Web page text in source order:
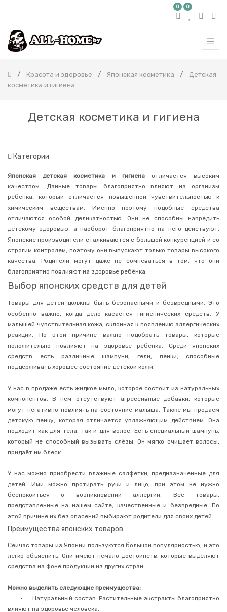
0 0
Красота и здоровье Японская косметика
Детская
косметика и гигиена
Детская косметика и гигиена
Категории
ТОВАРОВ
Бытовая
химия
здоровье
Японская
косметика
Ватные
и
палочки
Средства
для
снятия
макияжа
Средства
умывания
и
лица
Кремы
для
лица
для
лица
Патчи
для
Матирующие
салфетки
Шампуни
Кондиционеры
для
волос
Маски
волос
Сыворотки,
спреи
волос
Зубные
пасты
Зубные
щетки
Зубные
Ополаскиватели
Японская детская косметика и гигиенаотличается высоким
качеством. Данные товары благоприятно влияют на организм
ребёнка, который отличается повышенной чувствительностью к
химическим веществам. Именно поэтому подобные средства
отличаются особой деликатностью. Они не способны навредить
детскому здоровью, а наоборот благоприятно на него действуют.
Японские производители сталкиваются с большой конкуренцией и со
строгим контролем, поэтому они выпускают только товары высокого
качества. Родители могут даже не сомневаться в том, что они
благоприятно повлияют на здоровье ребёнка.
Выбор японских средств для детей
Товары для детей должны быть безопасными и безвредными. Это
особенно важно, когда дело касается гигиенических средств. У
малышей чувствительная кожа, склонная к появлению аллергических
реакций. По этой причине важно подобрать товары, которые
положительно повлияют на здоровье ребёнка. Среди японских
средств есть различные шампуни, гели, пенки, способные
поддерживать хорошее состояние детской кожи.
У нас в продаже есть жидкое мыло, которое состоит из натуральных
компонентов. В нём отсутствуют агрессивные добавки, которые
могут негативно повлиять на состояние малыша. Также мы продаем
детскую пенку, которая отличается увлажняющим действием. Она
подходит как для тела, так и для волос. Есть специальный шампунь,
который не способный вызывать слёзы. Он мягко очищает волосы,
придаёт им блеск.
У нас можно приобрести влажные салфетки, предназначенные для
детей. Ими можно протирать руки и лицо, при этом не нужно
беспокоиться о возникновении аллергии. Все товары,
представленные на нашем сайте, качественные и безвредные. По
этой причине их без опасений выбирают родители для своих детей.
Преимущества японских товаров
Сейчас товары из Японии пользуются большой популярностью, и это
легко объяснить. Они имеют немало достоинств, которые выделяют
средства на фоне продукции из других стран.
Можно выделить следующие преимущества:
•
Натуральный состав. Растительные экстракты благоприятно
влияют на здоровье человека.